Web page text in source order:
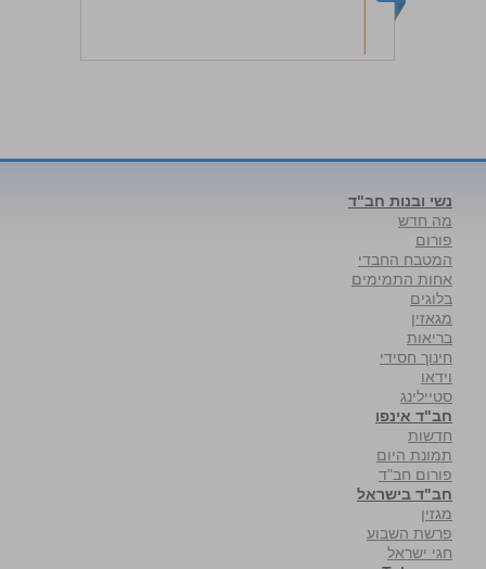
נשי ובנות חב"ד
מה חדש
פורום
המטבח החבדי
אחות התמימים
בלוגים
מגאזין
בריאות
חינוך חסידי
וידאו
סטיילינג
חב"ד אינפו
חדשות
תמונת היום
פורום חב"ד
חב"ד בישראל
מגזין
פרשת השבוע
חגי ישראל